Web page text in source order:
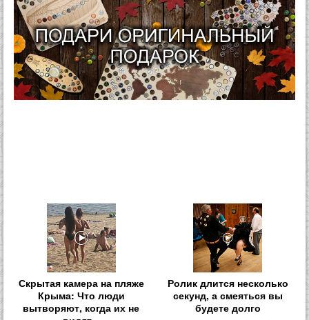
Скрытая камера на пляже
Крыма: Что люди
вытворяют, когда их не
Ролик длится несколько
секунд, а смеяться вы
будете долго